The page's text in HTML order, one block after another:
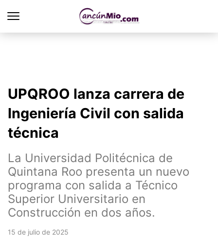
UPQROO lanza carrera de
Ingeniería Civil con salida
técnica
La Universidad Politécnica de
Quintana Roo presenta un nuevo
programa con salida a Técnico
Superior Universitario en
Construcción en dos años.
15 de julio de 2025